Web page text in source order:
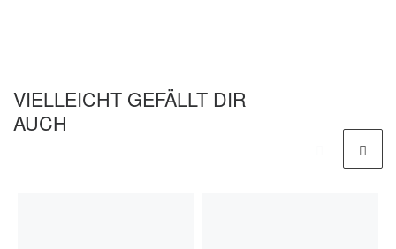
VIELLEICHT GEFÄLLT DIR
AUCH